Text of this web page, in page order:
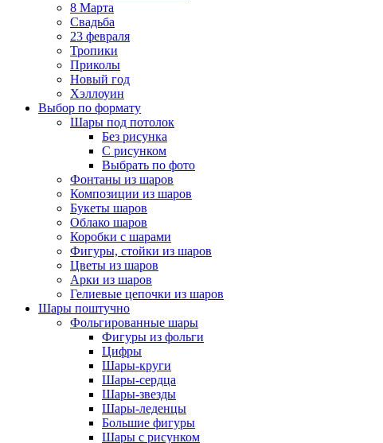
8 Марта
Свадьба
23 февраля
Тропики
Приколы
Новый год
Хэллоуин
Выбор по формату
Шары под потолок
Без рисунка
С рисунком
Выбрать по фото
Фонтаны из шаров
Композиции из шаров
Букеты шаров
Облако шаров
Коробки с шарами
Фигуры, стойки из шаров
Цветы из шаров
Арки из шаров
Гелиевые цепочки из шаров
Шары поштучно
Фольгированные шары
Фигуры из фольги
Цифры
Шары-круги
Шары-сердца
Шары-звезды
Шары-леденцы
Большие фигуры
Шары с рисунком